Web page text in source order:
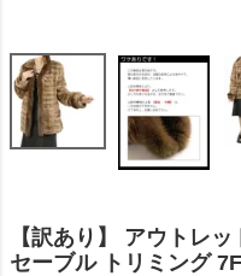
【訳あり】 アウトレ
セーブル トリミング 7F